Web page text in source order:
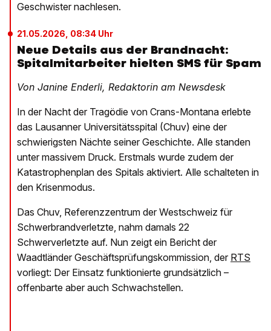
Geschwister nachlesen.
21.05.2026, 08:34 Uhr
Neue Details aus der Brandnacht:
Spitalmitarbeiter hielten SMS für Spam
Von Janine Enderli, Redaktorin am Newsdesk
In der Nacht der Tragödie von Crans-Montana erlebte
das Lausanner Universitätsspital (Chuv) eine der
schwierigsten Nächte seiner Geschichte. Alle standen
unter massivem Druck. Erstmals wurde zudem der
Katastrophenplan des Spitals aktiviert. Alle schalteten in
den Krisenmodus.
Das Chuv, Referenzzentrum der Westschweiz für
Schwerbrandverletzte, nahm damals 22
Schwerverletzte auf. Nun zeigt ein Bericht der
Waadtländer Geschäftsprüfungskommission, der RTS
vorliegt: Der Einsatz funktionierte grundsätzlich –
offenbarte aber auch Schwachstellen.